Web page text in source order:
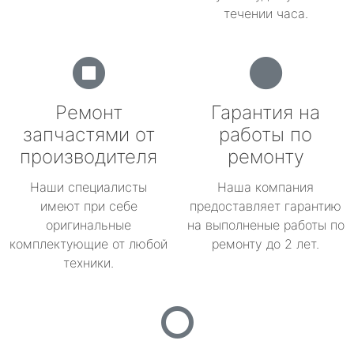
течении часа.
Ремонт
запчастями от
производителя
Наши специалисты
имеют при себе
оригинальные
комплектующие от любой
техники.
Гарантия на
работы по
ремонту
Наша компания
предоставляет гарантию
на выполненые работы по
ремонту до 2 лет.